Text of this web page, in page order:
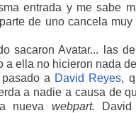
entrada y me sabe
de uno cancela
sacaron Avatar... las
a ella no hicieron nada
a David Reyes,
a nadie a causa de
nueva webpart.